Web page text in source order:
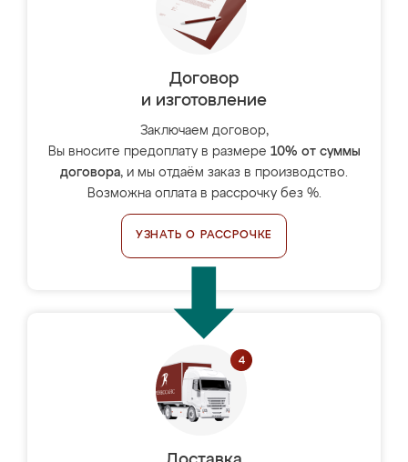
Договор
и изготовление
Заключаем договор,
Вы вносите предоплату в размере 10% от суммы
договора, и мы отдаём заказ в производство.
Возможна оплата в рассрочку без %.
УЗНАТЬ О РАССРОЧКЕ